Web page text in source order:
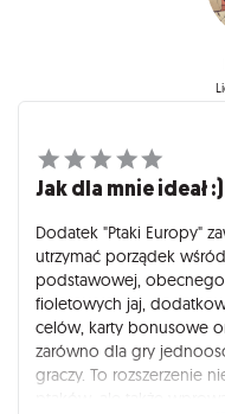
Jak dla mnie ideał :)
Dodatek "Ptaki Europy"
utrzymać porządek
podstawowej, obecnego
fioletowych jaj,
celów, karty bonusowe
zarówno dla gry
graczy. To rozszerzenie